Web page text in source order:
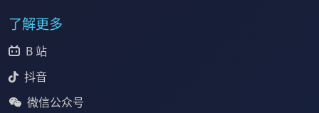
了解更多
B 站
抖音
微信公众号